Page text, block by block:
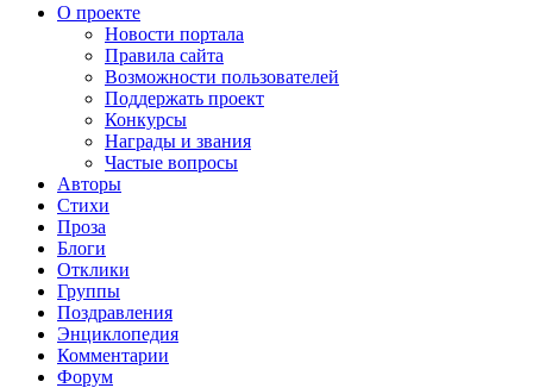
О проекте
Новости портала
Правила сайта
Возможности пользователей
Поддержать проект
Конкурсы
Награды и звания
Частые вопросы
Авторы
Стихи
Проза
Блоги
Отклики
Группы
Поздравления
Энциклопедия
Комментарии
Форум